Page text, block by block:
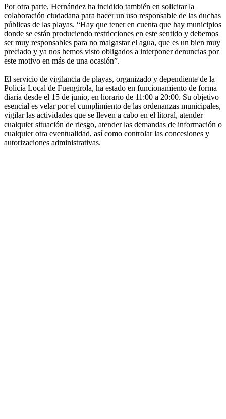
Por otra parte, Hernández ha incidido también en solicitar la
colaboración ciudadana para hacer un uso responsable de las duchas
públicas de las playas. “Hay que tener en cuenta que hay municipios
donde se están produciendo restricciones en este sentido y debemos
ser muy responsables para no malgastar el agua, que es un bien muy
preciado y ya nos hemos visto obligados a interponer denuncias por
este motivo en más de una ocasión”.
El servicio de vigilancia de playas, organizado y dependiente de la
Policía Local de Fuengirola, ha estado en funcionamiento de forma
diaria desde el 15 de junio, en horario de 11:00 a 20:00. Su objetivo
esencial es velar por el cumplimiento de las ordenanzas municipales,
vigilar las actividades que se lleven a cabo en el litoral, atender
cualquier situación de riesgo, atender las demandas de información o
cualquier otra eventualidad, así como controlar las concesiones y
autorizaciones administrativas.